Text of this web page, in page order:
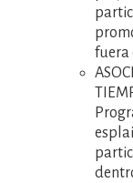
fuera